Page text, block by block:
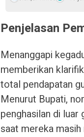
Penjelasan
Menanggapi
memberikan
total pendapatan
Menurut Bupati,
penghasilan di luar
saat mereka